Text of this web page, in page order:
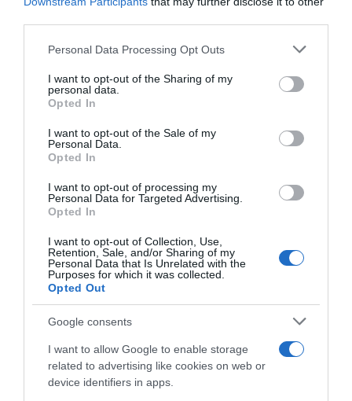
Please note that this website/app uses one or more Google
not limited to your visit or usage behaviour. You may click to
grant or deny consent to Google and its third-party tags to
use your data for below specified purposes in below Google
consent section.
Personal Data Processing Opt Outs
I want to opt-out of the Sharing of my
personal data.
Opted In
I want to opt-out of the Sale of my
Personal Data.
Opted In
I want to opt-out of processing my
Personal Data for Targeted Advertising.
Opted In
I want to opt-out of Collection, Use,
Retention, Sale, and/or Sharing of my
Personal Data that Is Unrelated with the
Purposes for which it was collected.
Opted Out
Google consents
I want to allow Google to enable storage
related to advertising like cookies on web or
device identifiers in apps.
PRAZERES
Restaurante Avista apresenta jantar vínico
12 Nov 12:31